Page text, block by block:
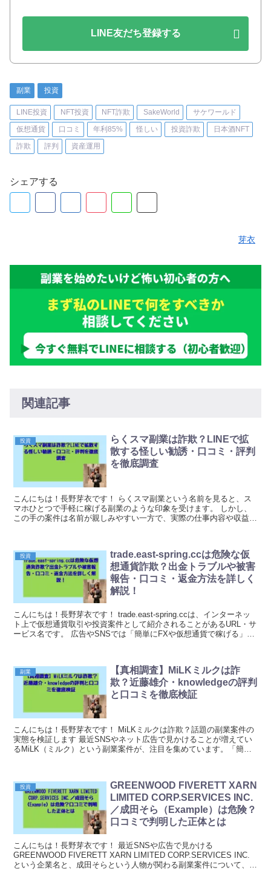
LINE友だち登録する
副業 投資
LINE投資 NFT投資 NFT詐欺 SakeWorld
サケワールド
仮想通貨
口コミ 年利85% 怪しい 投資詐欺
日本酒NFT
詐欺
評判 資産運用
シェアする
芽衣
関連記事
投資
らくスマ副業は詐欺？LINEで拡
散する怪しい勧誘・口コミ・評判
を徹底調査
こんにちは！長野芽衣です！ らくスマ副業という名前を見ると、ス
マホひとつで手軽に稼げる副業のような印象を受けます。 しかし、
この手の案件は名前が親しみやすい一方で、実際の仕事内容や収益の
投資
trade.east-spring.ccは危険な仮
想通貨詐欺？出金トラブルや被害
報告・口コミ・返金方法を詳しく
解説！
こんにちは！長野芽衣です！ trade.east-spring.ccは、インターネッ
ト上で仮想通貨取引や投資案件として紹介されることがあるURL・サ
ービス名です。 広告やSNSでは「簡単にFXや仮想通貨で稼げる」
副業
【真相調査】MiLKミルクは詐
欺？近藤雄介・knowledgeの評判
と口コミを徹底検証
こんにちは！長野芽衣です！ MiLKミルクは詐欺？話題の副業案件の
実態を検証します 最近SNSやネット広告で見かけることが増えてい
るMiLK（ミルク）という副業案件が、注目を集めています。「簡単
投資
GREENWOOD FIVERETT XARN
LIMITED CORP.SERVICES INC.
／成田そら（Example）は危険？
口コミで判明した正体とは
こんにちは！長野芽衣です！ 最近SNSや広告で見かける
GREENWOOD FIVERETT XARN LIMITED CORP.SERVICES INC.
という企業名と、成田そらという人物が関わる副業案件について、多